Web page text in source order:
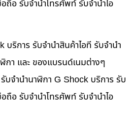
ถือ รับจำนำโทรศัพท์ รับจำนำไอ
บริการ รับจำนำสินค้าไอที รับจำนำ
กา และ ของแบรนด์เนมต่างๆ
บจำนำนาฬิกา G Shock บริการ รับ
ถือ รับจำนำโทรศัพท์ รับจำนำไอ